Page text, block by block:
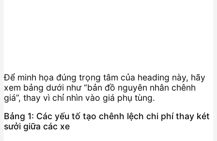
Để minh họa đúng trọng tâm của heading này, hãy
xem bảng dưới như “bản đồ nguyên nhân chênh
giá”, thay vì chỉ nhìn vào giá phụ tùng.
Bảng 1: Các yếu tố tạo chênh lệch chi phí thay két
sưởi giữa các xe